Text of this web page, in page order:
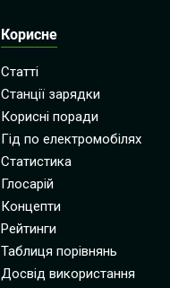
Корисне
Статті
Станції зарядки
Корисні поради
Гід по електромобілях
Статистика
Глосарій
Концепти
Рейтинги
Таблиця порівнянь
Досвід використання